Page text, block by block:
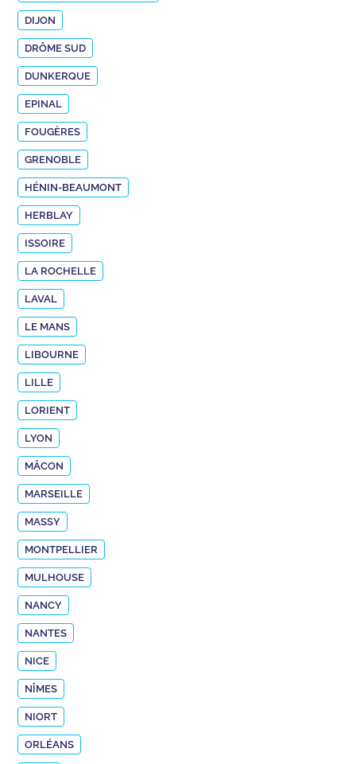
DIJON
DRÔME SUD
DUNKERQUE
EPINAL
FOUGÈRES
GRENOBLE
HÉNIN-BEAUMONT
HERBLAY
ISSOIRE
LA ROCHELLE
LAVAL
LE MANS
LIBOURNE
LILLE
LORIENT
LYON
MÂCON
MARSEILLE
MASSY
MONTPELLIER
MULHOUSE
NANCY
NANTES
NICE
NÎMES
NIORT
ORLÉANS